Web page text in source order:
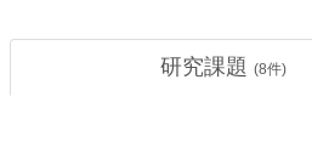
研究課題 (8件)